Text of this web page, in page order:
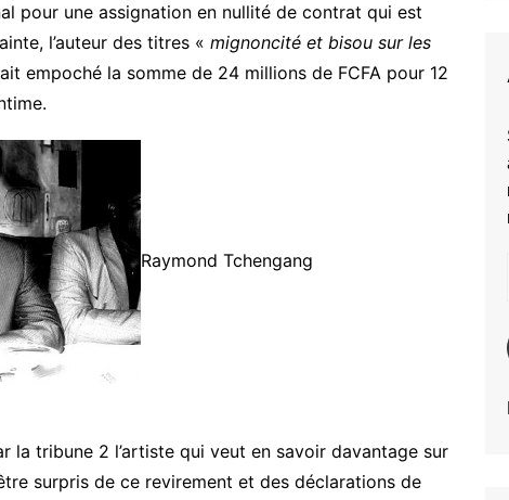
pour une assignation en nullité de contrat qui est
l’auteur des titres « mignoncité et bisou sur les
empoché la somme de 24 millions de FCFA pour 12
Raymond Tchengang
la tribune 2 l’artiste qui veut en savoir davantage sur
surpris de ce revirement et des déclarations de